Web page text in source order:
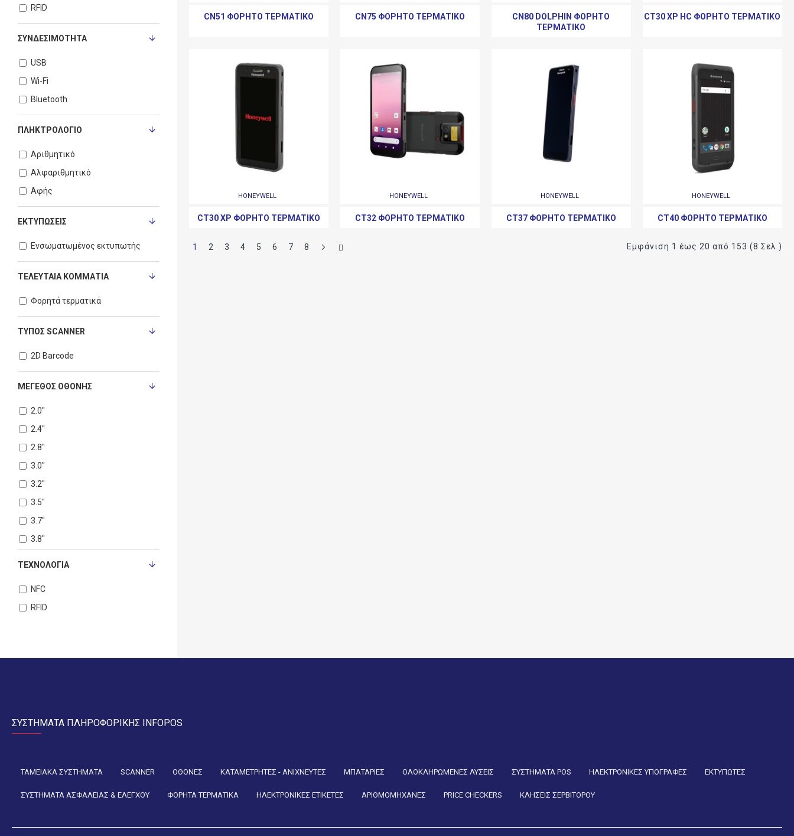
ΜΈΓΕΘΟΣ ΟΘΌΝΗΣ
2.0"
2.4"
2.8"
3.0"
3.2"
3.5"
3.7"
3.8"
4.3"
4.7"
6.0"
8.0''
ΤΕΧΝΟΛΟΓΊΑ
NFC
RFID
RFID
ΣΥΝΔΕΣΙΜΌΤΗΤΑ
USB
Wi-Fi
Bluetooth
ΠΛΗΚΤΡΟΛΌΓΙΟ
Αριθμητικό
Αλφαριθμητικό
Αφής
ΕΚΤΥΠΏΣΕΙΣ
Ενσωματωμένος εκτυπωτής
ΤΕΛΕΥΤΑΊΑ ΚΟΜΜΆΤΙΑ
Φορητά τερματικά
ΤΎΠΟΣ SCANNER
2D Barcode
CN51 ΦΟΡΗΤΌ ΤΕΡΜΑΤΙΚΌ CN75 ΦΟΡΗΤΌ ΤΕΡΜΑΤΙΚΌ
CN80 DOLPHIN ΦΟΡΗΤΌ
ΤΕΡΜΑΤΙΚΌ
CT30 XP HC ΦΟΡΗΤΌ ΤΕΡΜΑΤΙΚΌ
HONEYWELL
CT30 XP ΦΟΡΗΤΌ ΤΕΡΜΑΤΙΚΌ
HONEYWELL
CT32 ΦΟΡΗΤΌ ΤΕΡΜΑΤΙΚΌ
HONEYWELL
CT37 ΦΟΡΗΤΌ ΤΕΡΜΑΤΙΚΌ
HONEYWELL
CT40 ΦΟΡΗΤΌ ΤΕΡΜΑΤΙΚΌ
1 2 3 4 5 6 7 8 Εμφάνιση 1 έως 20 από 153 (8 Σελ.)
ΣΥΣΤΗΜΑΤΑ ΠΛΗΡΟΦΟΡΙΚΗΣ INFOPOS
ΤΑΜΕΙΑΚΑ ΣΥΣΤΗΜΑΤΑ SCANNER ΟΘΟΝΕΣ ΚΑΤΑΜΕΤΡΗΤΕΣ - ΑΝΙΧΝΕΥΤΕΣ ΜΠΑΤΑΡΙΕΣ ΟΛΟΚΛΗΡΩΜΕΝΕΣ ΛΥΣΕΙΣ ΣΥΣΤΗΜΑΤΑ POS ΗΛΕΚΤΡΟΝΙΚΕΣ ΥΠΟΓΡΑΦΕΣ ΕΚΤΥΠΩΤΕΣ
ΣΥΣΤΗΜΑΤΑ ΑΣΦΑΛΕΙΑΣ & ΕΛΕΓΧΟΥ ΦΟΡΗΤΑ ΤΕΡΜΑΤΙΚΑ ΗΛΕΚΤΡΟΝΙΚΕΣ ΕΤΙΚΕΤΕΣ ΑΡΙΘΜΟΜΗΧΑΝΕΣ PRICE CHECKERS ΚΛΗΣΕΙΣ ΣΕΡΒΙΤΟΡΟΥ